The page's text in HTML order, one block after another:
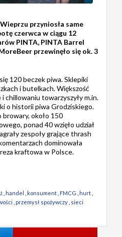
przyniosła same
czerwca w ciągu 12
PINTA, PINTA Barrel
przewinęło się ok. 3
120 beczek piwa. Sklepiki
i butelkach. Większość
chillowaniu towarzyszyły m.in.
o historii piwa Grodziskiego.
browary, około 150
ponad 40 wzięło udział
zespoły grające thrash
dominowała
kraftowa w Polsce.
handel konsument FMCG hurt
przemysł spożywczy sieci